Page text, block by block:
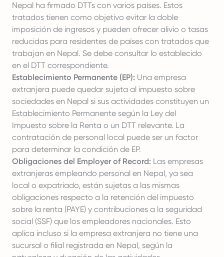
Nepal ha firmado DTTs con varios países. Estos
tratados tienen como objetivo evitar la doble
imposición de ingresos y pueden ofrecer alivio o tasas
reducidas para residentes de países con tratados que
trabajan en Nepal. Se debe consultar lo establecido
en el DTT correspondiente.
Establecimiento Permanente (EP): Una empresa
extranjera puede quedar sujeta al impuesto sobre
sociedades en Nepal si sus actividades constituyen un
Establecimiento Permanente según la Ley del
Impuesto sobre la Renta o un DTT relevante. La
contratación de personal local puede ser un factor
para determinar la condición de EP.
Obligaciones del Employer of Record: Las empresas
extranjeras empleando personal en Nepal, ya sea
local o expatriado, están sujetas a las mismas
obligaciones respecto a la retención del impuesto
sobre la renta (PAYE) y contribuciones a la seguridad
social (SSF) que los empleadores nacionales. Esto
aplica incluso si la empresa extranjera no tiene una
sucursal o filial registrada en Nepal, según la